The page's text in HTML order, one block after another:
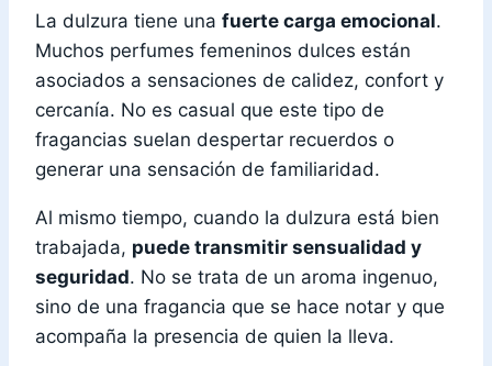
La dulzura tiene una fuerte carga emocional.
Muchos perfumes femeninos dulces están
asociados a sensaciones de calidez, confort y
cercanía. No es casual que este tipo de
fragancias suelan despertar recuerdos o
generar una sensación de familiaridad.
Al mismo tiempo, cuando la dulzura está bien
trabajada, puede transmitir sensualidad y
seguridad. No se trata de un aroma ingenuo,
sino de una fragancia que se hace notar y que
acompaña la presencia de quien la lleva.